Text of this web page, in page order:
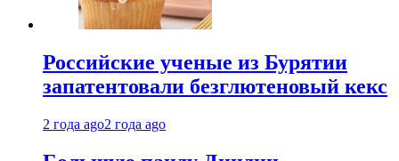
Российские ученые из Бурятии
запатентовали безглютеновый кекс
2 года ago2 года ago